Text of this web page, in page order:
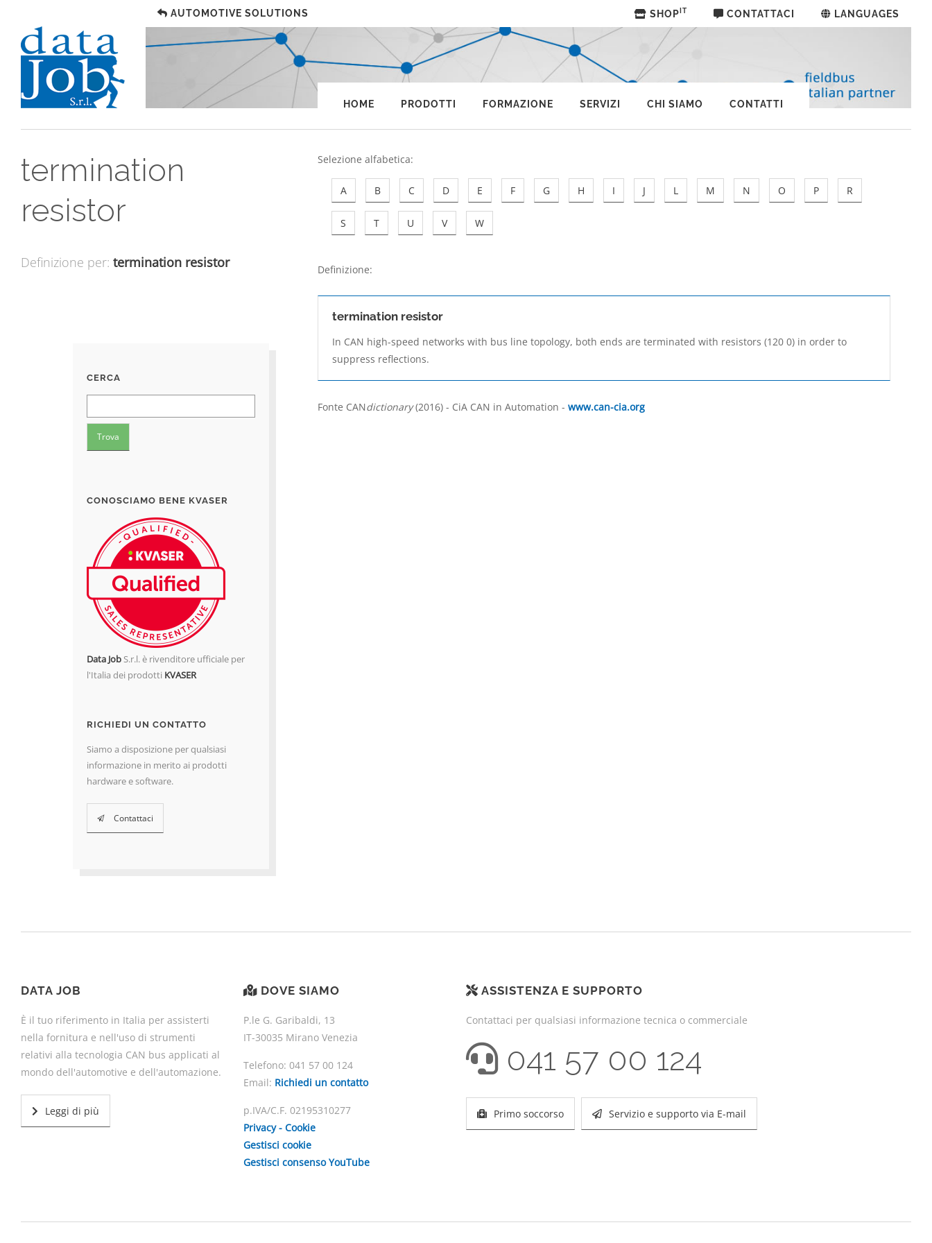
AUTOMOTIVE SOLUTIONS SHOP IT CONTATTACI LANGUAGES
HOME PRODOTTI FORMAZIONE SERVIZI CHI SIAMO CONTATTI
termination
resistor
Definizione per: termination resistor
Selezione alfabetica:
A B C D E F G H I J L M N O P R
S T U V W
Definizione:
termination resistor
In CAN high-speed networks with bus line topology, both ends are terminated with resistors (120 0) in order to
suppress reflections.
Fonte CANdictionary(2016) - CiA CAN in Automation - www.can-cia.org
CERCA
CONOSCIAMO BENE KVASER
Data JobS.r.l. è rivenditore ufficiale per
l'Italia dei prodotti KVASER
RICHIEDI UN CONTATTO
Siamo a disposizione per qualsiasi
informazione in merito ai prodotti
hardware e software.
Contattaci
DATA JOB
È il tuo riferimento in Italia per assisterti
nella fornitura e nell'uso di strumenti
relativi alla tecnologia CAN bus applicati al
mondo dell'automotive e dell'automazione.
Leggi di più
DOVE SIAMO
P.le G. Garibaldi, 13
IT-30035 Mirano Venezia
Telefono: 041 57 00 124
Email: Richiedi un contatto
p.IVA/C.F. 02195310277
Privacy - Cookie
Gestisci cookie
Gestisci consenso YouTube
ASSISTENZA E SUPPORTO
Contattaci per qualsiasi informazione tecnica o commerciale
041 57 00 124
Primo soccorso Servizio e supporto via E-mail